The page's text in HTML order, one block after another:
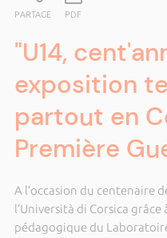
PARTAGE PDF
"U14,
exposition
partout en
Première
A l’occasion du centenaire
l’Università di Corsica
pédagogique du